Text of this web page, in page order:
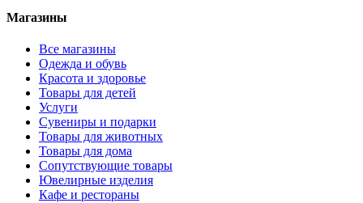
Магазины
Все магазины
Одежда и обувь
Красота и здоровье
Товары для детей
Услуги
Сувениры и подарки
Товары для животных
Товары для дома
Сопутствующие товары
Ювелирные изделия
Кафе и рестораны